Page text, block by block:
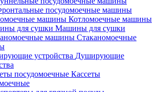
посудомоечные машины
Котломоечные машины
Машины для сушки
Стаканомоечные
Душирующие
Кассеты